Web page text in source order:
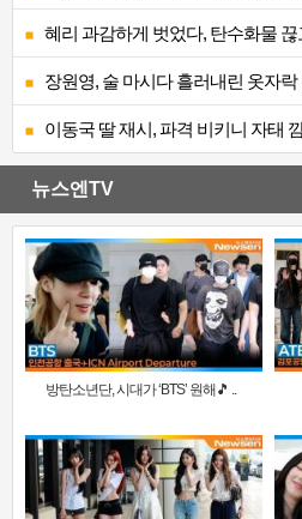
혜리 과감하게 벗었다, 탄수화물 끊
장원영, 술 마시다 흘러내린 옷자
이동국 딸 재시, 파격 비키니 자태
뉴스엔TV
방탄소년단, 시대가 ‘BTS’ 원해🎵 ..